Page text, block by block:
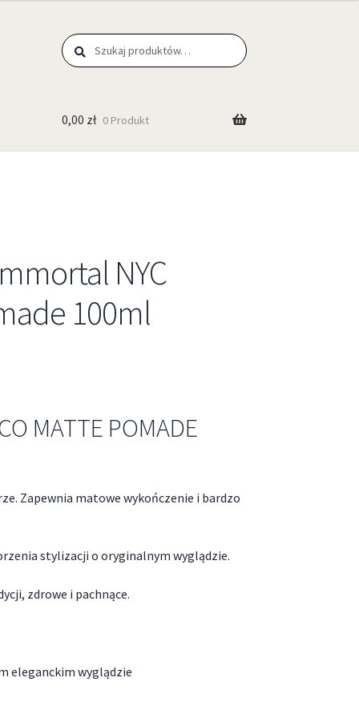
Szukaj
0,00 zł 0 Produkt
NYC
100ml
MATTE POMADE
Zapewnia matowe wykończenie i bardzo
stylizacji o oryginalnym wyglądzie.
zdrowe i pachnące.
eleganckim wyglądzie